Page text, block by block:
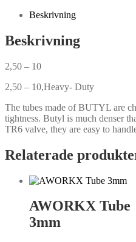
Beskrivning
Beskrivning
2,50 – 10
2,50 – 10,Heavy- Duty
The tubes made of BUTYL are
tightness. Butyl is much denser
TR6 valve, they are easy to
Relaterade
AWORKX Tube
3mm